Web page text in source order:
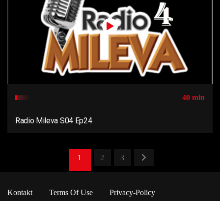
40 min
Radio Mileva S04 Ep24
1 2 3
Kontakt Terms Of Use
Privacy-Policy